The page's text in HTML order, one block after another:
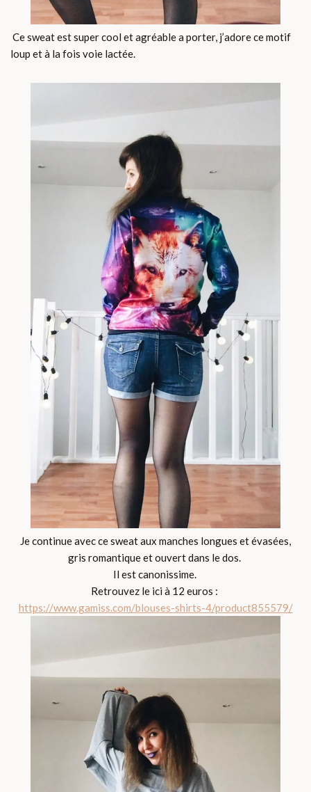
Ce sweat est super cool et agréable a porter, j’adore ce motif
loup et à la fois voie lactée.
Je continue avec ce sweat aux manches longues et évasées,
gris romantique et ouvert dans le dos.
Il est canonissime.
Retrouvez le ici à 12 euros :
https://www.gamiss.com/blouses-shirts-4/product855579/